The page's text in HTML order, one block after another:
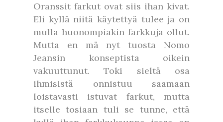
Oranssit farkut ovat siis ihan kivat.
Eli kyllä niitä käytettyä tulee ja on
mulla huonompiakin farkkuja ollut.
Mutta en mä nyt tuosta Nomo
Jeansin konseptista oikein
vakuuttunut. Toki sieltä osa
ihmisistä onnistuu saamaan
loistavasti istuvat farkut, mutta
itselle tosiaan tuli se tunne, että